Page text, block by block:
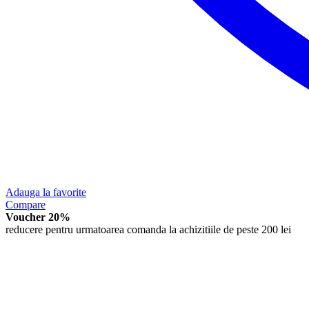
Adauga la favorite
Compare
Voucher 20%
reducere pentru urmatoarea comanda la achizitiile de peste 200 lei